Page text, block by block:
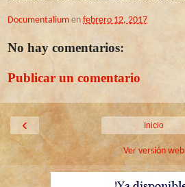
Documentalium en febrero 12, 2017
No hay comentarios:
Publicar un comentario
‹ Inicio
Ver versión web